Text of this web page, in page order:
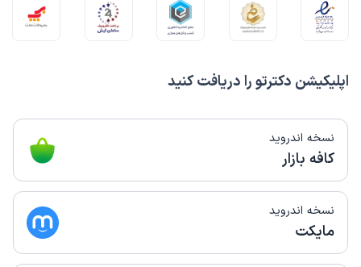
اپلیکیشن دکترتو را دریافت کنید
نسخه اندروید
کافه بازار
نسخه اندروید
مایکت